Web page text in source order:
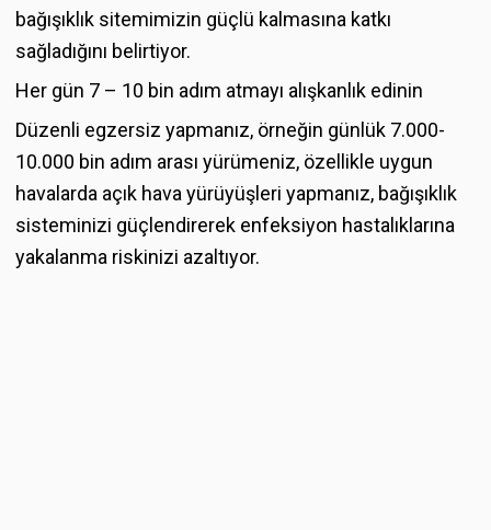
bağışıklık sitemimizin güçlü kalmasına katkı
sağladığını belirtiyor.
Her gün 7 – 10 bin adım atmayı alışkanlık edinin
Düzenli egzersiz yapmanız, örneğin günlük 7.000-
10.000 bin adım arası yürümeniz, özellikle uygun
havalarda açık hava yürüyüşleri yapmanız, bağışıklık
sisteminizi güçlendirerek enfeksiyon hastalıklarına
yakalanma riskinizi azaltıyor.